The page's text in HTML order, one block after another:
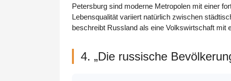
Petersburg sind moderne Metropolen mit einer
Lebensqualität variiert natürlich zwischen
beschreibt Russland als eine Volkswirtschaft mit
4. „Die russische